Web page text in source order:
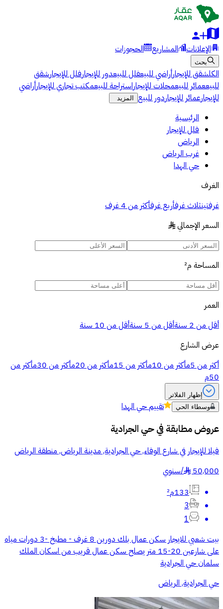
الإعلانات المشاريع الحجوزات
بحث
الكلشقق للإيجارأراضي للبيعفلل للبيعدور للإيجارفلل للإيجارشقق
للبيععمائر للبيعمحلات للإيجاراستراحة للبيعمكتب تجاري للإيجارأراضي
للإيجارعمائر للإيجاردور للبيع المزيد
الرئيسية
فلل للإيجار
الرياض
غرب الرياض
حي الهدا
الغرف
غرفتينثلاث غرفأربع غرفأكثر من 4 غرف
السعر الإجمالي §
المساحة م²
العمر
أقل من 2 سنة
أقل من 5 سنة
أقل من 10 سنة
عرض الشارع
أكثر من 5م
أكثر من 10م أكثر من 15م أكثر من 20م أكثر من 30م
أكثر من
50م
إظهار الفلاتر
وسطاء الحي
تقييمحي الهدا
عروض مطابقة فيحي الجرادية
فيلا للإيجار في شارع الوفاء, حي الجرادية, مدينة الرياض, منطقة الرياض
50,000
§
/سنوي
133م²
3
1
بيت شعبي للايجار سكن عمال بلك دورين 8 غرف - مطبخ -3 دورات مياه
على شارعين 20-15 متر يصلح سكن عمال قريب من اسكان الملك
سلمان حي الجرادية
حي الجرادية, الرياض